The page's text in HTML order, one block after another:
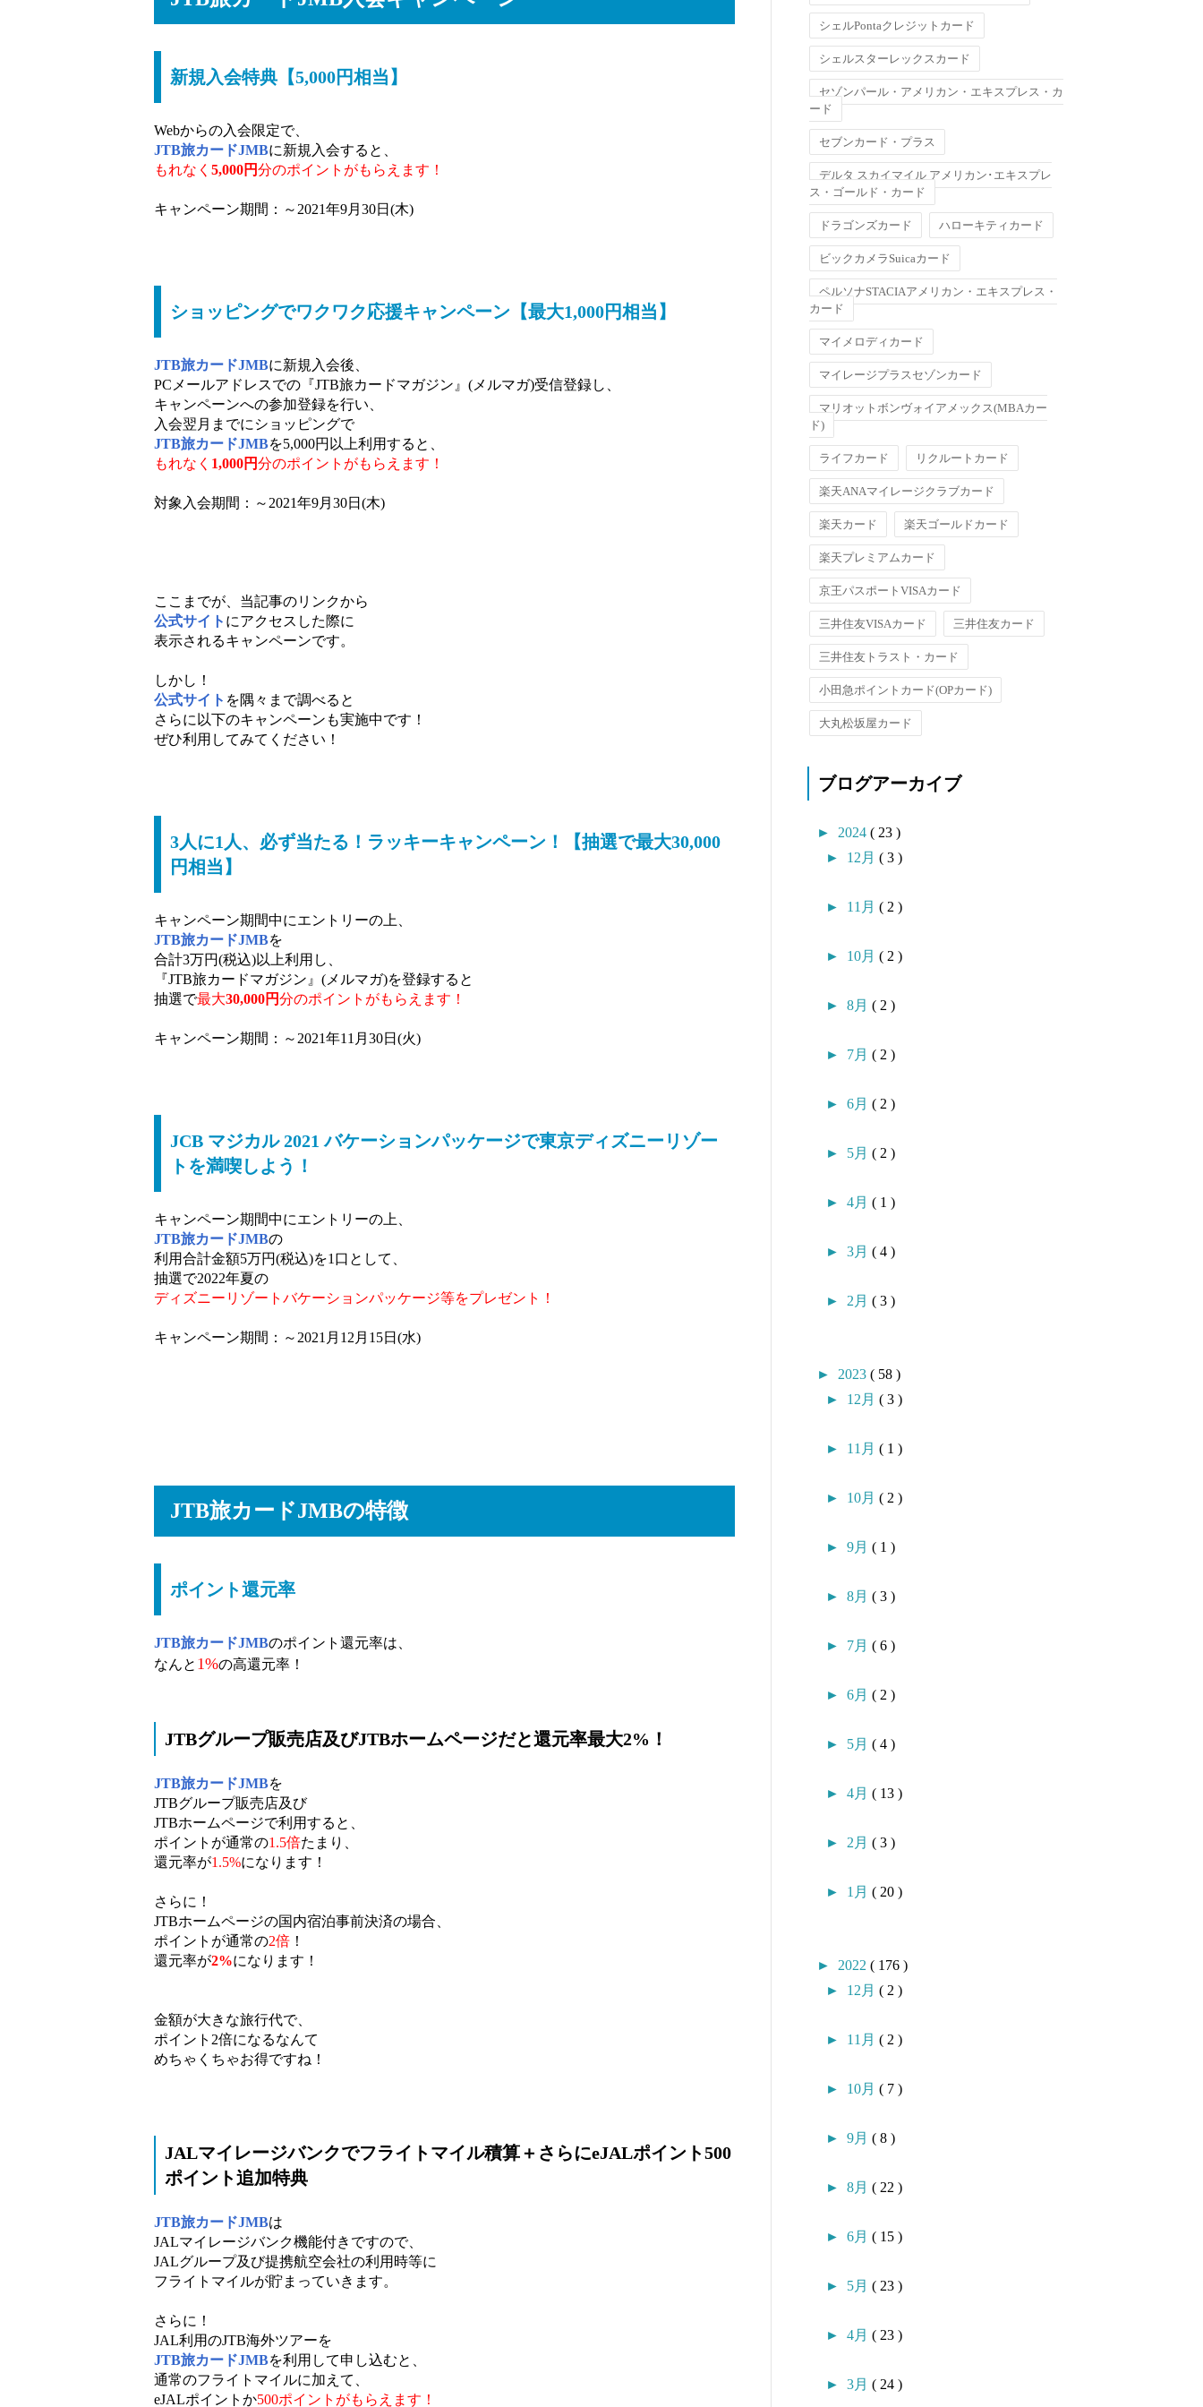
新規入会特典【5,000円相当】
Webからの入会限定で、
JTB旅カードJMBに新規入会すると、
もれなく 5,000円分のポイントがもらえます！
キャンペーン期間：～2021年9月30日(木)
ショッピングでワクワク応援キャンペーン【最大1,000円相当】
JTB旅カードJMBに新規入会後、
PCメールアドレスでの『JTB旅カードマガジン』(メルマガ)受信登録し、
キャンペーンへの参加登録を行い、
入会翌月までにショッピングで
JTB旅カードJMBを5,000円以上利用すると、
もれなく 1,000円分のポイントがもらえます！
対象入会期間：～2021年9月30日(木)
ここまでが、当記事のリンクから
公式サイト にアクセスした際に
表示されるキャンペーンです。
しかし！
公式サイト を隅々まで調べると
さらに以下のキャンペーンも実施中です！
ぜひ利用してみてください！
3人に1人、必ず当たる！ラッキーキャンペーン！【抽選で最大30,000
円相当】
キャンペーン期間中にエントリーの上、
JTB旅カードJMBを
合計3万円(税込)以上利用し、
『JTB旅カードマガジン』(メルマガ)を登録すると
抽選で最大30,000円分のポイントがもらえます！
キャンペーン期間：～2021年11月30日(火)
JCB マジカル 2021 バケーションパッケージで東京ディズニーリゾー
トを満喫しよう！
キャンペーン期間中にエントリーの上、
JTB旅カードJMBの
利用合計金額5万円(税込)を1口として、
抽選で2022年夏の
ディズニーリゾートバケーションパッケージ等をプレゼント！
キャンペーン期間：～2021月12月15日(水)
JTB旅カードJMBの特徴
ポイント還元率
JTB旅カードJMBのポイント還元率は、
なんと 1%の高還元率！
JTBグループ販売店及びJTBホームページだと還元率最大2%！
JTB旅カードJMBを
JTBグループ販売店及び
JTBホームページで利用すると、
ポイントが通常の1.5倍たまり、
還元率が1.5%になります！
さらに！
JTBホームページの国内宿泊事前決済の場合、
ポイントが通常の2倍 ！
還元率が2%になります！
金額が大きな旅行代で、
ポイント2倍になるなんて
めちゃくちゃお得ですね！
JALマイレージバンクでフライトマイル積算＋さらにeJALポイント500
ポイント追加特典
JTB旅カードJMBは
JALマイレージバンク機能付きですので、
JALグループ及び提携航空会社の利用時等に
フライトマイルが貯まっていきます。
さらに！
JAL利用のJTB海外ツアーを
JTB旅カードJMBを利用して申し込むと、
通常のフライトマイルに加えて、
eJALポイントか500ポイントがもらえます！
シェルPontaクレジットカード
シェルスターレックスカード
セゾンパール・アメリカン・エキスプレス・カ
ード
セブンカード・プラス
デルタ スカイマイル アメリカン･エキスプレ
ス・ゴールド・カード
ドラゴンズカード ハローキティカード
ビックカメラSuicaカード
ペルソナSTACIAアメリカン・エキスプレス・
カード
マイメロディカード
マイレージプラスセゾンカード
マリオットボンヴォイアメックス(MBAカー
ド)
ライフカード リクルートカード
楽天ANAマイレージクラブカード
楽天カード 楽天ゴールドカード
楽天プレミアムカード
京王パスポートVISAカード
三井住友VISAカード 三井住友カード
三井住友トラスト・カード
小田急ポイントカード(OPカード)
大丸松坂屋カード
ブログアーカイブ
► 2024 ( 23 )
► 12月 ( 3 )
► 11月 ( 2 )
► 10月 ( 2 )
► 8月 ( 2 )
► 7月 ( 2 )
► 6月 ( 2 )
► 5月 ( 2 )
► 4月 ( 1 )
► 3月 ( 4 )
► 2月 ( 3 )
► 2023 ( 58 )
► 12月 ( 3 )
► 11月 ( 1 )
► 10月 ( 2 )
► 9月 ( 1 )
► 8月 ( 3 )
► 7月 ( 6 )
► 6月 ( 2 )
► 5月 ( 4 )
► 4月 ( 13 )
► 2月 ( 3 )
► 1月 ( 20 )
► 2022 ( 176 )
► 12月 ( 2 )
► 11月 ( 2 )
► 10月 ( 7 )
► 9月 ( 8 )
► 8月 ( 22 )
► 6月 ( 15 )
► 5月 ( 23 )
► 4月 ( 23 )
► 3月 ( 24 )